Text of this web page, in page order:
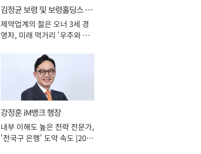
김정균 보령 및 보령홀딩스 대
표이사 사장
제약업계의 젊은 오너 3세 경
영자, 미래 먹거리 '우주와 헬
강정훈 iM뱅크 행장
내부 이해도 높은 전략 전문가,
'전국구 은행' 도약 속도 [2026